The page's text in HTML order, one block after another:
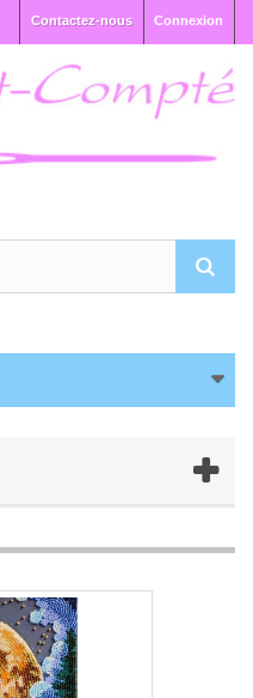
Connexion
Contactez-nous